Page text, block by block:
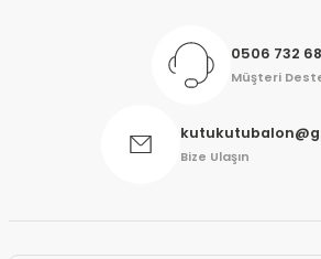
0506 732
Müşteri
Bize Ulaşın